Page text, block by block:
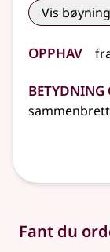
Vis bøyning
Opphav
Fant du